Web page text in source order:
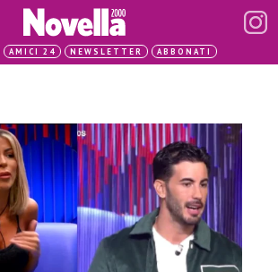
AMICI 24 NEWSLETTER ABBONATI